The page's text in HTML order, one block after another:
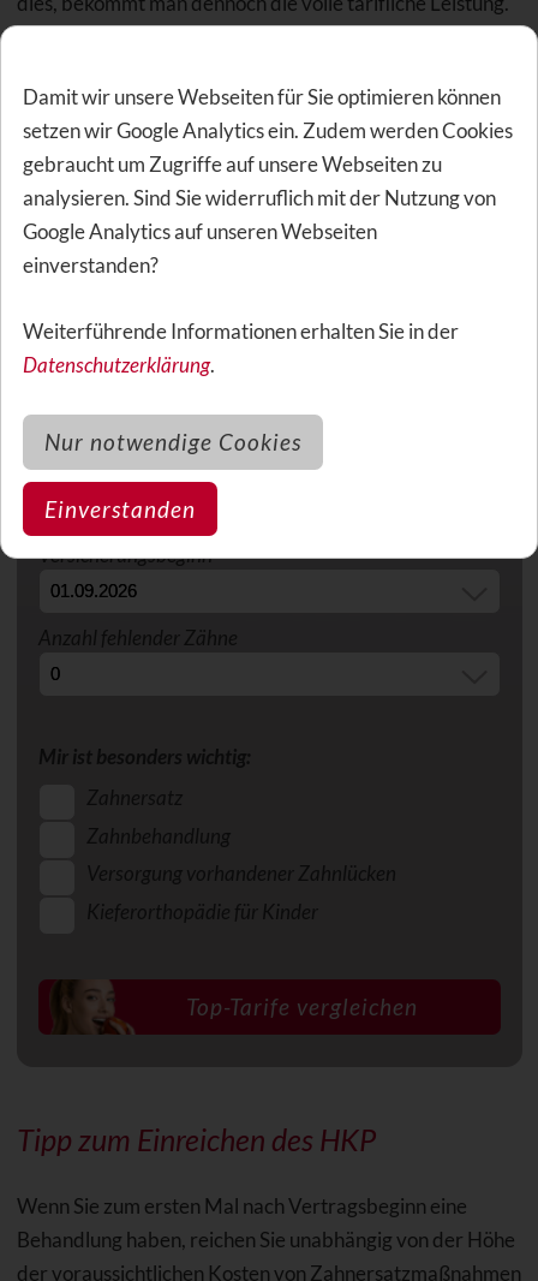
Leistungsstarke
Zahnzusatzversicherungen
Unsere leistungsstarken Top-Tarife erstatten einen
Großteil der Kosten für Zahnbehandlung, Zahnersatz
vergleichen Sie jetzt.
Geburtsdatum
Versicherungsbeginn
Anzahl fehlender Zähne
Mir ist besonders wichtig:
Zahnersatz
Zahnbehandlung
Versorgung vorhandener Zahnlücken
Kieferorthopädie für Kinder
Tipp zum Einreichen des HKP
Wenn Sie zum ersten Mal nach Vertragsbeginn eine
Behandlung haben, reichen Sie unabhängig von der Höhe
der voraussichtlichen Kosten von Zahnersatzmaßnahmen
Damit wir unsere Webseiten für Sie optimieren können
setzen wir Google Analytics ein. Zudem werden Cookies
gebraucht um Zugriffe auf unsere Webseiten zu
analysieren. Sind Sie widerruflich mit der Nutzung von
Google Analytics auf unseren Webseiten
einverstanden?
Weiterführende Informationen erhalten Sie in der
Datenschutzerklärung.
Nur notwendige Cookies
Einverstanden